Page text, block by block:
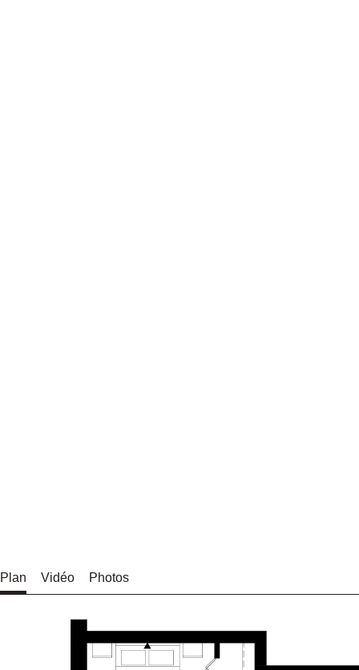
Plan Vidéo Photos